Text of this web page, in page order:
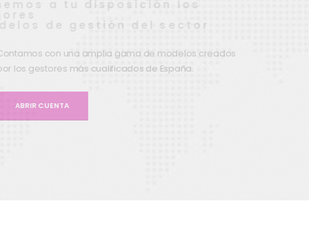
Ponemos a tu disposición los
mejores
modelos de gestión del sector
Contamos con una amplia gama de modelos creados
por los gestores más cualificados de España.
ABRIR CUENTA